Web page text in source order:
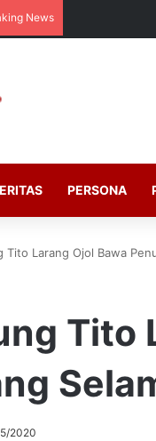
News
PERSONA
Tito Larang Ojol Bawa
Tito
2020